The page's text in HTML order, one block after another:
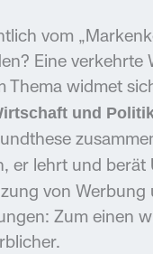
vom
Eine verkehrte
Thema widmet
und
er lehrt und berät
von
Zum einen